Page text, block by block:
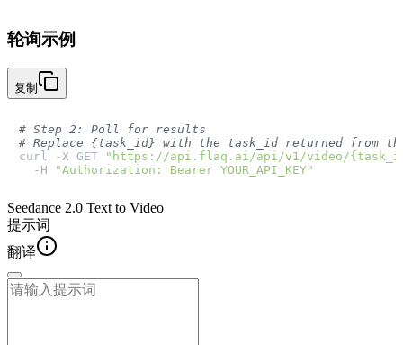
轮询示例
复制
# Step 2: Poll for results
# Replace {task_id} with the task_id returned from
curl -X GET
"https://api.flaq.ai/api/v1/video/
  -H
"Authorization: Bearer YOUR_API_KEY"
Seedance 2.0 Text to Video
提示词
翻译